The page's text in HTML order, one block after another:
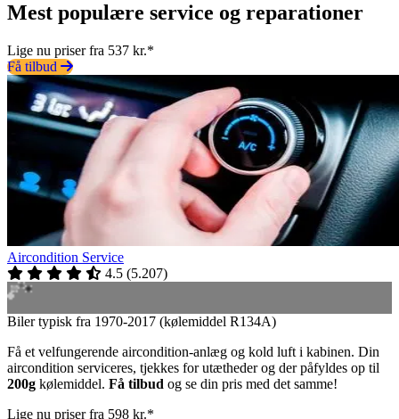
Mest populære service og reparationer
Lige nu priser fra 537 kr.*
Få tilbud
Aircondition Service
4.5 (5.207)
Biler typisk fra 1970-2017 (kølemiddel R134A)
Få et velfungerende aircondition-anlæg og kold luft i kabinen. Din
aircondition serviceres, tjekkes for utætheder og der påfyldes op til
200g kølemiddel. Få tilbud og se din pris med det samme!
Lige nu priser fra 598 kr.*